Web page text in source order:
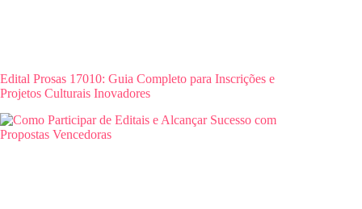
Edital Prosas 17010: Guia Completo para Inscrições e
Projetos Culturais Inovadores